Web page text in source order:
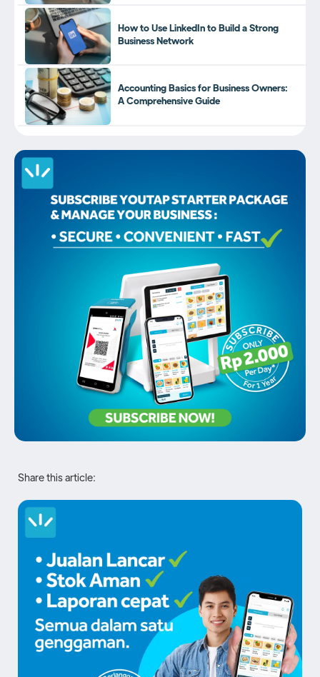
How to Use LinkedIn to Build a Strong
Business Network
Accounting Basics for Business Owners:
A Comprehensive Guide
Share this article: